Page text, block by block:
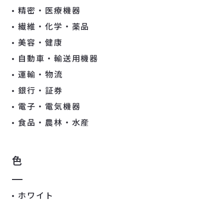
精密・医療機器
繊維・化学・薬品
美容・健康
自動車・輸送用機器
運輸・物流
銀行・証券
電子・電気機器
食品・農林・水産
色
ホワイト